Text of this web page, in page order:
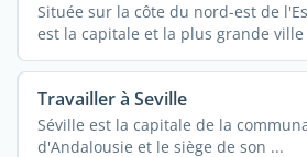
Située sur la côte du nord-est de
est la capitale et la plus grande ville
Travailler à Seville
Séville est la capitale de la
d'Andalousie et le siège de son ...